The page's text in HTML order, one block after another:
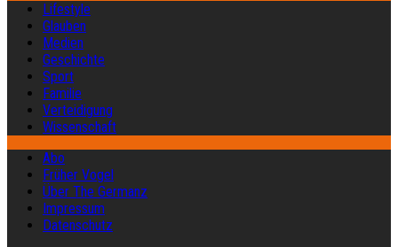
Lifestyle
Glauben
Medien
Geschichte
Sport
Familie
Verteidigung
Wissenschaft
Abo
Früher Vogel
Über The Germanz
Impressum
Datenschutz